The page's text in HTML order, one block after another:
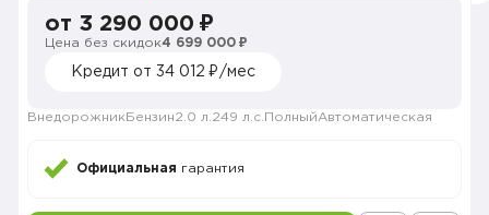
от 3 290 000 ₽
Цена без скидок4 699 000 ₽
Кредит от 34 012 ₽/мес
Внедорожник Бензин2.0 л. 249 л.с. ПолныйАвтоматическая
Официальная гарантия